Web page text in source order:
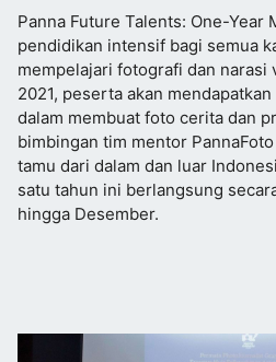
Panna Future Talents: One-Year
pendidikan intensif bagi semua
mempelajari fotografi dan narasi
2021, peserta akan
dalam membuat foto cerita dan
bimbingan tim mentor
tamu dari dalam dan luar
satu tahun ini berlangsung
hingga Desember.